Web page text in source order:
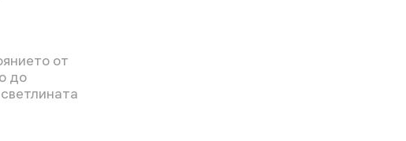
от
до